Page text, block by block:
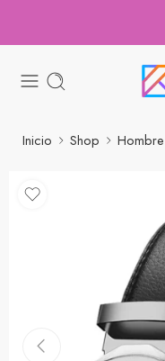
Inicio Shop Hombre